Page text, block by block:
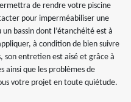
de rendre votre piscine
pour imperméabiliser une
bassin dont l’étanchéité est à
à condition de bien suivre
son entretien est aisé et grâce à
ainsi que les problèmes de
votre projet en toute quiétude.